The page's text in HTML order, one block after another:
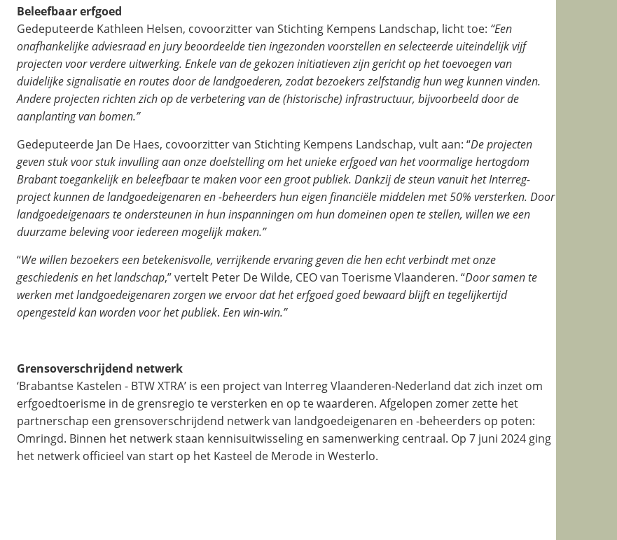
Beleefbaar erfgoed
Gedeputeerde Kathleen Helsen, covoorzitter van Stichting Kempens Landschap, licht toe: “Een
onafhankelijke adviesraad en jury beoordeelde tien ingezonden voorstellen en selecteerde uiteindelijk vijf
projecten voor verdere uitwerking. Enkele van de gekozen initiatieven zijn gericht op het toevoegen van
duidelijke signalisatie en routes door de landgoederen, zodat bezoekers zelfstandig hun weg kunnen vinden.
Andere projecten richten zich op de verbetering van de (historische) infrastructuur, bijvoorbeeld door de
aanplanting van bomen.”
Gedeputeerde Jan De Haes, covoorzitter van Stichting Kempens Landschap, vult aan: “De projecten
geven stuk voor stuk invulling aan onze doelstelling om het unieke erfgoed van het voormalige hertogdom
Brabant toegankelijk en beleefbaar te maken voor een groot publiek. Dankzij de steun vanuit het Interreg-
project kunnen de landgoedeigenaren en -beheerders hun eigen financiële middelen met 50% versterken. Door
landgoedeigenaars te ondersteunen in hun inspanningen om hun domeinen open te stellen, willen we een
duurzame beleving voor iedereen mogelijk maken.”
“We willen bezoekers een betekenisvolle, verrijkende ervaring geven die hen echt verbindt met onze
geschiedenis en het landschap,” vertelt Peter De Wilde, CEO van Toerisme Vlaanderen. “Door samen te
werken met landgoedeigenaren zorgen we ervoor dat het erfgoed goed bewaard blijft en tegelijkertijd
opengesteld kan worden voor het publiek. Een win-win.”
Grensoverschrijdend netwerk
‘Brabantse Kastelen - BTW XTRA’ is een project van Interreg Vlaanderen-Nederland dat zich inzet om
erfgoedtoerisme in de grensregio te versterken en op te waarderen. Afgelopen zomer zette het
partnerschap een grensoverschrijdend netwerk van landgoedeigenaren en -beheerders op poten:
Omringd. Binnen het netwerk staan kennisuitwisseling en samenwerking centraal. Op 7 juni 2024 ging
het netwerk officieel van start op het Kasteel de Merode in Westerlo.